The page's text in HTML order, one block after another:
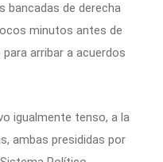
de derecha
minutos antes de
arribar a acuerdos
igualmente tenso, a la
ambas presididas por